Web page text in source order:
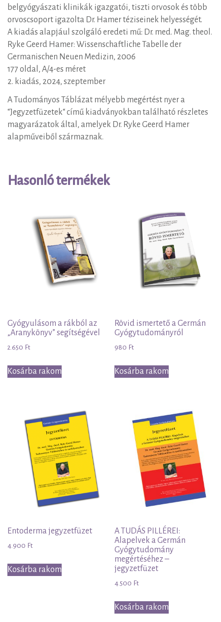
belgyógyászati klinikák igazgatói, tiszti orvosok és több
orvoscsoport igazolta Dr. Hamer téziseinek helyességét.
A kiadás alapjául szolgáló eredeti mű: Dr. med. Mag. theol.
Ryke Geerd Hamer: Wissenschaftliche Tabelle der
Germanischen Neuen Medizin, 2006
177 oldal, A/4-es méret
2. kiadás, 2024, szeptember
A Tudományos Táblázat mélyebb megértést nyer a
“Jegyzetfüzetek“ című kiadványokban található részletes
magyarázatok által, amelyek Dr. Ryke Geerd Hamer
alapműveiből származnak.
Hasonló termékek
Gyógyulásom a rákból az
„Aranykönyv” segítségével
2.650 Ft
Kosárba rakom
Rövid ismertető a Germán
Gyógytudományról
980 Ft
Kosárba rakom
Entoderma jegyzetfüzet
4.900 Ft
Kosárba rakom
A TUDÁS PILLÉREI:
Alapelvek a Germán
Gyógytudomány
megértéséhez –
jegyzetfüzet
4.500 Ft
Kosárba rakom